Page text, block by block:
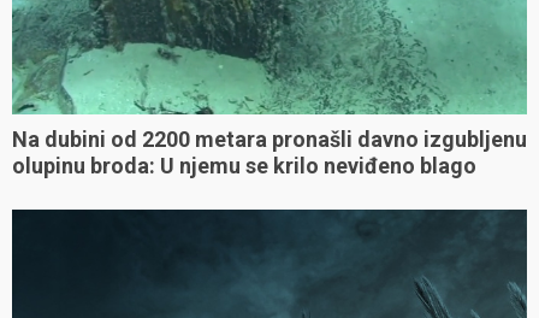
Na dubini od 2200 metara pronašli davno izgubljenu
olupinu broda: U njemu se krilo neviđeno blago